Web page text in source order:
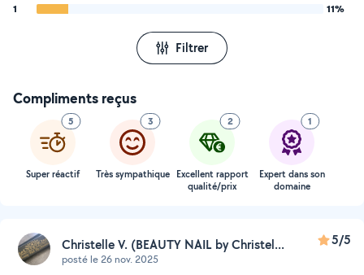
1
11%
Filtrer
Compliments reçus
5
Super réactif
3
Très sympathique
2
Excellent rapport
qualité/prix
1
Expert dans son
domaine
Christelle V. (BEAUTY NAIL by Christel...
posté le 26 nov. 2025
5/5